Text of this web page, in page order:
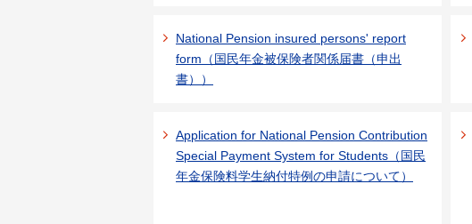
National Pension insured persons' report
form（国民年金被保険者関係届書（申出
書））
Application for National Pension Contribution
Special Payment System for Students（国民
年金保険料学生納付特例の申請について）